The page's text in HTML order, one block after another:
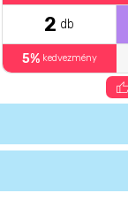
2 db
5% kedvezmény